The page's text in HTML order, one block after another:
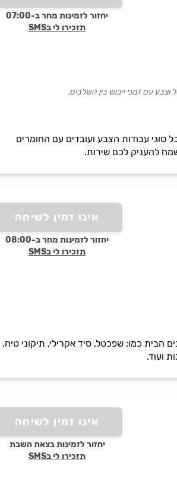
יחזור לזמינות מחר ב-07:00
תזכירו לי בSMS
אנו מתמחים בכל סוגי עבודות הצבע ועובדים עם החומרים
להעניק לכם שירות.
עם זמני ייבוש בין השלבים.
אינו זמין לשיחה
יחזור לזמינות מחר ב-08:00
תזכירו לי בSMS
הבית כמו: שפכטל, סיד אקרילי, תיקוני טיח,
ועוד.
אינו זמין לשיחה
יחזור לזמינות בצאת השבת
תזכירו לי בSMS